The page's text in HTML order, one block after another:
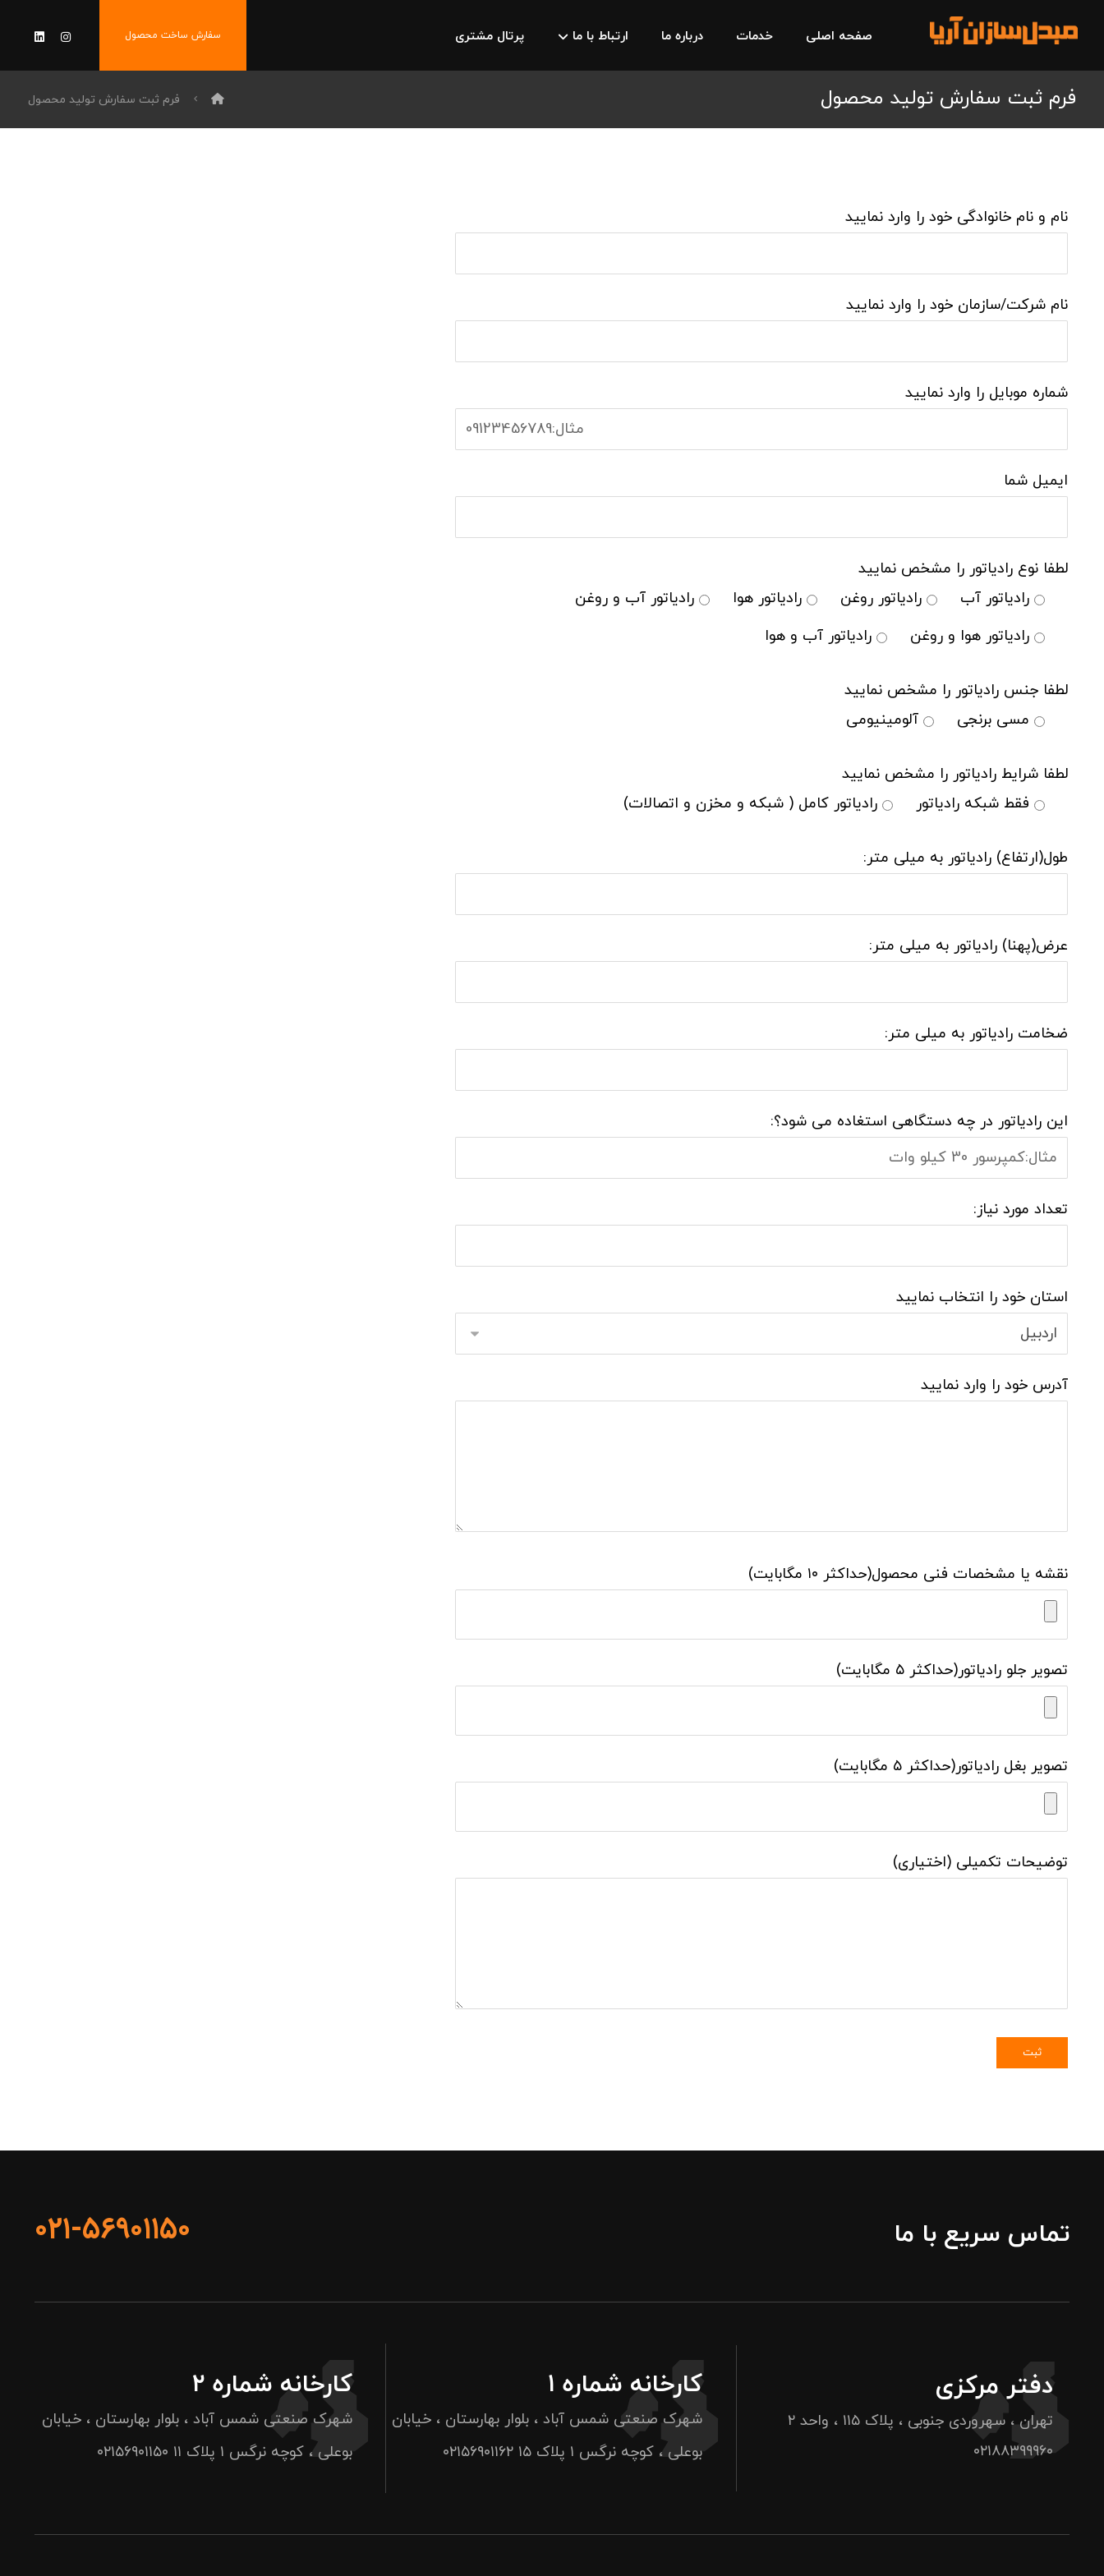
صفحه اصلی خدمات درباره ما ارتباط با ما پرتال مشتری سفارش ساخت محصول
فرم ثبت سفارش تولید محصول فرم ثبت سفارش تولید محصول
نام و نام خانوادگی خود را وارد نمایید
نام شرکت/سازمان خود را وارد نمایید
شماره موبایل را وارد نمایید
ایمیل شما
لطفا نوع رادیاتور را مشخص نمایید
رادیاتور آب
رادیاتور روغن رادیاتور هوا
رادیاتور آب و روغن
رادیاتور هوا و روغن
رادیاتور آب و هوا
لطفا جنس رادیاتور را مشخص نمایید
مسی برنجی
آلومینیومی
لطفا شرایط رادیاتور را مشخص نمایید
فقط شبکه رادیاتور
رادیاتور کامل ( شبکه و مخزن و اتصالات)
طول(ارتفاع) رادیاتور به میلی متر:
عرض(پهنا) رادیاتور به میلی متر:
ضخامت رادیاتور به میلی متر:
این رادیاتور در چه دستگاهی استغاده می شود؟:
تعداد مورد نیاز:
استان خود را انتخاب نمایید
آدرس خود را وارد نمایید
نقشه یا مشخصات فنی محصول(حداکثر ۱۰ مگابایت)
تصویر جلو رادیاتور(حداکثر ۵ مگابایت)
تصویر بغل رادیاتور(حداکثر ۵ مگابایت)
توضیحات تکمیلی (اختیاری)
ثبت
تماس سریع با ما ۰۲۱-۵۶۹۰۱۱۵۰
دفتر مرکزی
تهران ، سهروردی جنوبی ، پلاک ۱۱۵ ، واحد ۲
۰۲۱۸۸۳۹۹۹۶۰
کارخانه شماره ۱
شهرک صنعتی شمس آباد ، بلوار بهارستان ، خیابان
بوعلی ، کوچه نرگس ۱ پلاک ۱۵
۰۲۱۵۶۹۰۱۱۶۲
کارخانه شماره ۲
شهرک صنعتی شمس آباد ، بلوار بهارستان ، خیابان
بوعلی ، کوچه نرگس ۱ پلاک ۱۱
۰۲۱۵۶۹۰۱۱۵۰